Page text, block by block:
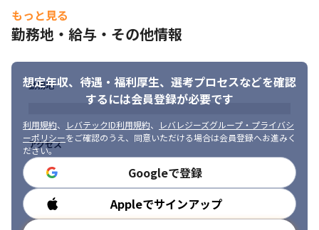
守・運用
【開発環境】
React.js/TypeScript/Java(Spring)/AWS/Swift/Kotlin
・出社：ハイブリット（出社・リモート）
・エンジニア経験2年0ヶ月
〈スキルアップサポート〉
いち早く活躍できるよう、好きなときに教育を受けることができ
る「研修システム」があります。
また、社員発信の勉強会（月1回以上）や独自の研修カリキュラム
『ピカトレ』（TypeScript、Swiftなどモダンな言語やマネジメン
ト研修）など、新たな挑戦を積極的に後押ししています。
ピカトレとは：https://ysinc.co.jp/blog/cco-03/
もっと見る
勤務地・給与・その他情報
想定年収、待遇・福利厚生、 選考プロセスなどを確認
するには会員登録が必要です
利用規約、 レバテックID利用規約、
レバレジーズグループ・プライバシ
ーポリシーをご確認のうえ、同意いただける場合は会員登録へお進みく
ださい。
Googleで登録
Appleでサインアップ
勤務地
アクセス
勤務時間